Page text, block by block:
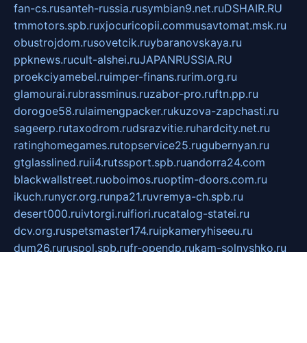
fan-cs.rusanteh-russia.rusymbian9.net.ruDSHAIR.RU
tmmotors.spb.ruxjocuricopii.commusavtomat.msk.ru
obustrojdom.rusovetcik.ruybaranovskaya.ru
ppknews.rucult-alshei.ruJAPANRUSSIA.RU
proekciyamebel.ruimper-finans.rurim.org.ru
glamourai.rubrassminus.ruzabor-pro.ruftn.pp.ru
dorogoe58.rulaimengpacker.rukuzova-zapchasti.ru
sageerp.rutaxodrom.rudsrazvitie.ruhardcity.net.ru
ratinghomegames.rutopservice25.rugubernyan.ru
gtglasslined.ruii4.rutssport.spb.ruandorra24.com
blackwallstreet.ruoboimos.ruoptim-doors.com.ru
ikuch.runycr.org.runpa21.ruvremya-ch.spb.ru
desert000.ruivtorgi.ruifiori.rucatalog-statei.ru
dcv.org.ruspetsmaster174.ruipkameryhiseeu.ru
dum26.ruruspol.spb.rufr-opendp.rukam-solnyshko.ru